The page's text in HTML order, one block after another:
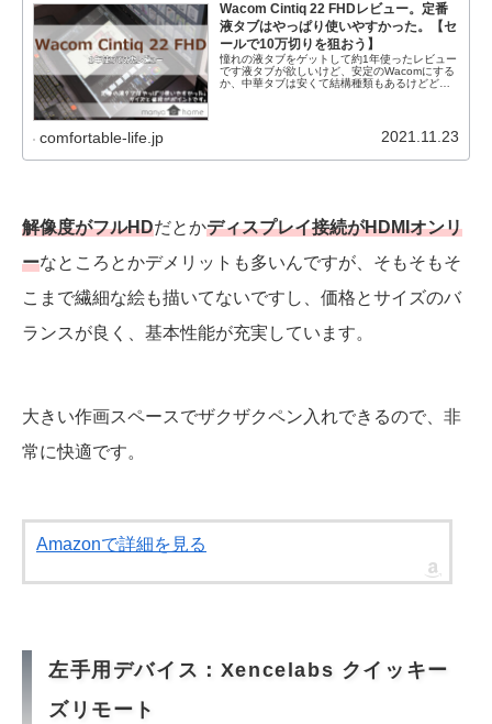
Wacom Cintiq 22 FHDレビュー。定番
液タブはやっぱり使いやすかった。【セ
ールで10万切りを狙おう】
憧れの液タブをゲットして約1年使ったレビュー
です液タブが欲しいけど、安定のWacomにする
か、中華タブは安くて結構種類もあるけどどう
comfortable-life.jp 2021.11.23
解像度がフルHDだとかディスプレイ接続がHDMIオンリ
ーなところとかデメリットも多いんですが、そもそもそ
こまで繊細な絵も描いてないですし、価格とサイズのバ
ランスが良く、基本性能が充実しています。
大きい作画スペースでザクザクペン入れできるので、非
常に快適です。
Amazonで詳細を見る
左手用デバイス：Xencelabs クイッキー
ズリモート